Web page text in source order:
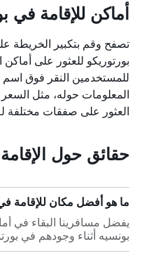
أماكن للإقامة في
تصفح وقم بتكبير الخريطة
بورتوريكو للعثور على أماكن
للمستخدمين النقر فوق اسم
المعلومات حوله، مثل
العثور على صفقات مختلفة
حقائق حول
ما هو أفضل مكان للإقامة
بونسيه أثناء وجودهم في